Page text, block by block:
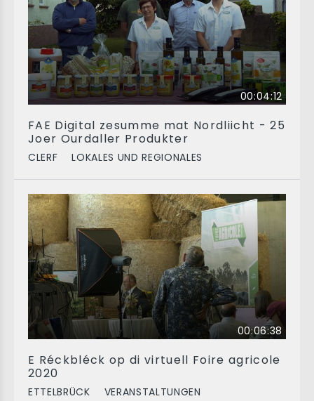
00:04:12
FAE Digital zesumme mat Nordliicht - 25
Joer Ourdaller Produkter
CLERF LOKALES UND REGIONALES
00:06:38
E Réckbléck op di virtuell Foire agricole
2020
ETTELBRÜCK VERANSTALTUNGEN